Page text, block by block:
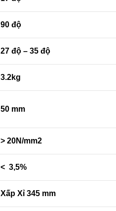
90 độ
27 độ – 35 độ
3.2kg
50 mm
> 20N/mm2
< 3,5%
Xấp Xỉ 345 mm